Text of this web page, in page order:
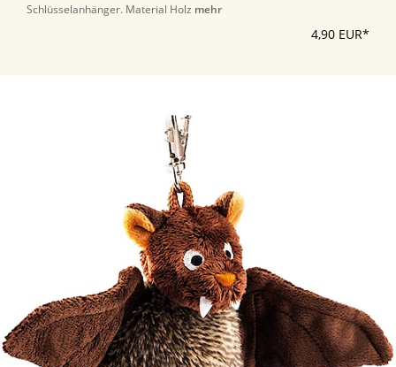
Schlüsselanhänger. Material Holz mehr
4,90 EUR*